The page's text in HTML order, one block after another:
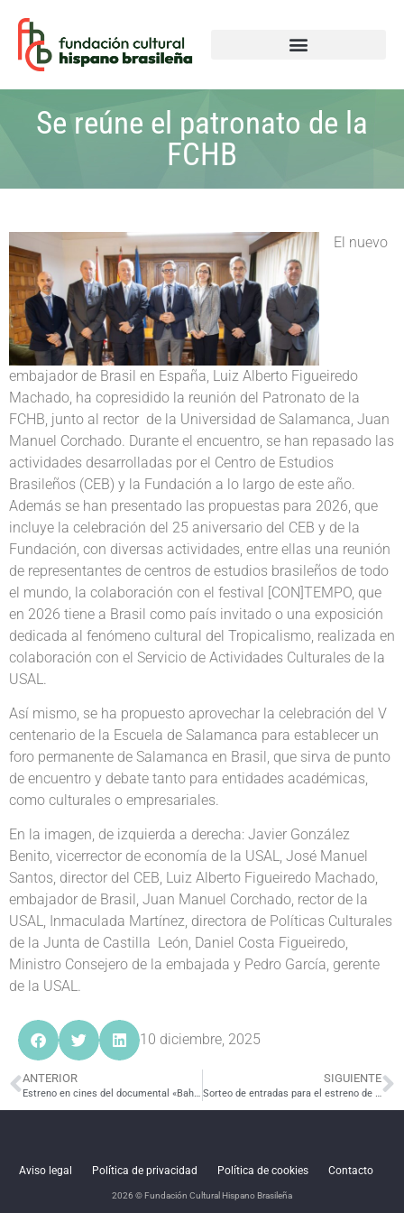
Se reúne el patronato de la
FCHB
El nuevo
embajador de Brasil en España, Luiz Alberto Figueiredo
Machado, ha copresidido la reunión del Patronato de la
FCHB, junto al rector de la Universidad de Salamanca, Juan
Manuel Corchado. Durante el encuentro, se han repasado las
actividades desarrolladas por el Centro de Estudios
Brasileños (CEB) y la Fundación a lo largo de este año.
Además se han presentado las propuestas para 2026, que
incluye la celebración del 25 aniversario del CEB y de la
Fundación, con diversas actividades, entre ellas una reunión
de representantes de centros de estudios brasileños de todo
el mundo, la colaboración con el festival [CON]TEMPO, que
en 2026 tiene a Brasil como país invitado o una exposición
dedicada al fenómeno cultural del Tropicalismo, realizada en
colaboración con el Servicio de Actividades Culturales de la
USAL.
Así mismo, se ha propuesto aprovechar la celebración del V
centenario de la Escuela de Salamanca para establecer un
foro permanente de Salamanca en Brasil, que sirva de punto
de encuentro y debate tanto para entidades académicas,
como culturales o empresariales.
En la imagen, de izquierda a derecha: Javier González
Benito, vicerrector de economía de la USAL, José Manuel
Santos, director del CEB, Luiz Alberto Figueiredo Machado,
embajador de Brasil, Juan Manuel Corchado, rector de la
USAL, Inmaculada Martínez, directora de Políticas Culturales
de la Junta de Castilla León, Daniel Costa Figueiredo,
Ministro Consejero de la embajada y Pedro García, gerente
de la USAL.
10 diciembre, 2025
ANTERIOR
Estreno en cines del documental «Bahía, 1625. Historia sobre lienzo»
SIGUIENTE
Sorteo de entradas para el estreno de «El sendero azul»
Aviso legal Política de privacidad Política de cookies Contacto
2026 © Fundación Cultural Hispano Brasileña